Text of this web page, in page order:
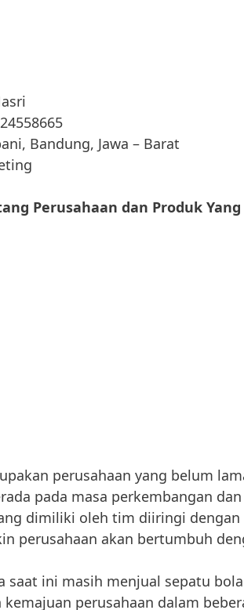
Bandung, Jawa – Barat
Perusahaan dan Produk
perusahaan yang belum
pada masa perkembangan
dimiliki oleh tim diiringi
perusahaan akan bertumbuh
saat ini masih menjual sepatu
perusahaan dalam